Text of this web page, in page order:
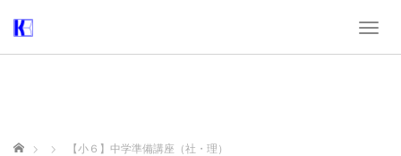
T
ホーム 【小６】中学準備講座（社・理）